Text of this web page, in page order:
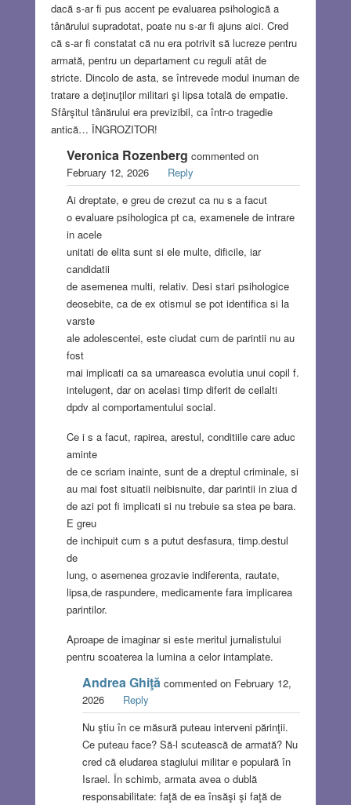
dacă s-ar fi pus accent pe evaluarea psihologică a
tânărului supradotat, poate nu s-ar fi ajuns aici. Cred
că s-ar fi constatat că nu era potrivit să lucreze pentru
armată, pentru un departament cu reguli atât de
stricte. Dincolo de asta, se întrevede modul inuman de
tratare a deţinuţilor militari şi lipsa totală de empatie.
Sfârşitul tânărului era previzibil, ca într-o tragedie
antică… ÎNGROZITOR!
Veronica Rozenberg commented on
February 12, 2026
Reply
Ai dreptate, e greu de crezut ca nu s a facut
o evaluare psihologica pt ca, examenele de intrare
in acele
unitati de elita sunt si ele multe, dificile, iar
candidatii
de asemenea multi, relativ. Desi stari psihologice
deosebite, ca de ex otismul se pot identifica si la
varste
ale adolescentei, este ciudat cum de parintii nu au
fost
mai implicati ca sa urnareasca evolutia unui copil f.
intelugent, dar on acelasi timp diferit de ceilalti
dpdv al comportamentului social.
Ce i s a facut, rapirea, arestul, conditiile care aduc
aminte
de ce scriam inainte, sunt de a dreptul criminale, si
au mai fost situatii neibisnuite, dar parintii in ziua d
de azi pot fi implicati si nu trebuie sa stea pe bara.
E greu
de inchipuit cum s a putut desfasura, timp.destul
de
lung, o asemenea grozavie indiferenta, rautate,
lipsa,de raspundere, medicamente fara implicarea
parintilor.
Aproape de imaginar si este meritul jurnalistului
pentru scoaterea la lumina a celor intamplate.
Andrea Ghiţăcommented on February 12,
2026
Reply
Nu ştiu în ce măsură puteau interveni părinţii.
Ce puteau face? Să-l scutească de armată? Nu
cred că eludarea stagiului militar e populară în
Israel. În schimb, armata avea o dublă
responsabilitate: faţă de ea însăşi şi faţă de